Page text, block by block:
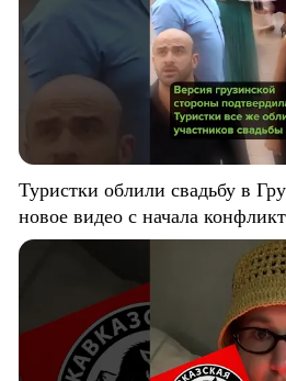
Туристки облили свадьбу в
новое видео с начала